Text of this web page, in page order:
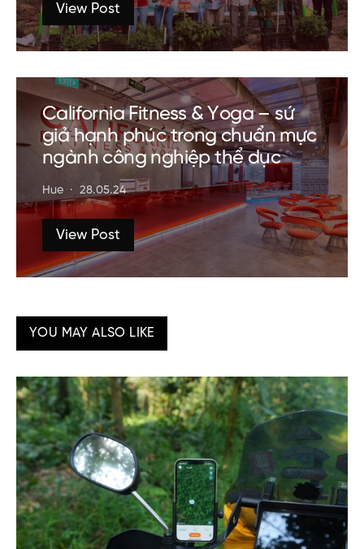
View Post
California Fitness & Yoga – sứ
giả hạnh phúc trong chuẩn mực
ngành công nghiệp thể dục
Hue 28.05.24
View Post
YOU MAY ALSO LIKE